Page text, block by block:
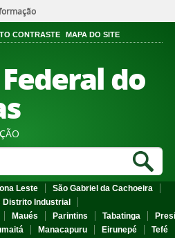
CONTRASTE MAPA DO SITE
do
Leste
São Gabriel da Cachoeira
Distrito Industrial
Maués Parintins Tabatinga
Manacapuru Eirunepé
Tefé